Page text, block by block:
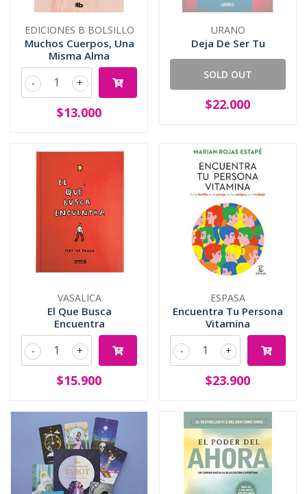
EDICIONES B BOLSILLO
Muchos Cuerpos, Una
Misma Alma
+
-
$13.000
URANO
Deja De Ser Tu
SOLD OUT
$22.000
VASALICA
El Que Busca
Encuentra
+
-
$15.900
ESPASA
Encuentra Tu Persona
Vitamina
+
-
$23.900